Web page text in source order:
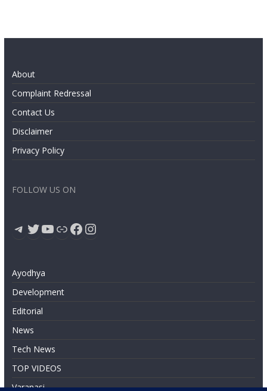
About
Complaint Redressal
Contact Us
Disclaimer
Privacy Policy
FOLLOW US ON
Telegram
Twitter
YouTube
LinkFacebook
Instagram
Ayodhya
Development
Editorial
News
Tech News
TOP VIDEOS
Varanasi